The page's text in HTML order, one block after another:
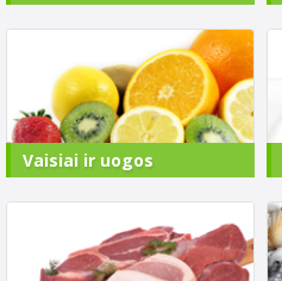
Vaisiai ir uogos